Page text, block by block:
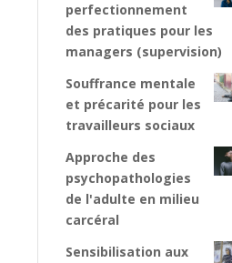
perfectionnement
des pratiques pour les
managers (supervision)
Souffrance mentale
et précarité pour les
travailleurs sociaux
Approche des
psychopathologies
de l'adulte en milieu
carcéral
Sensibilisation aux